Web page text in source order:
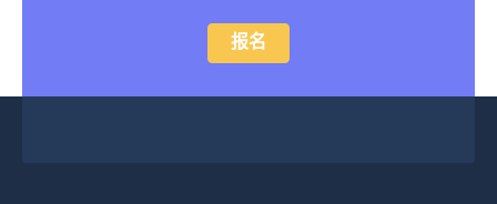
报名